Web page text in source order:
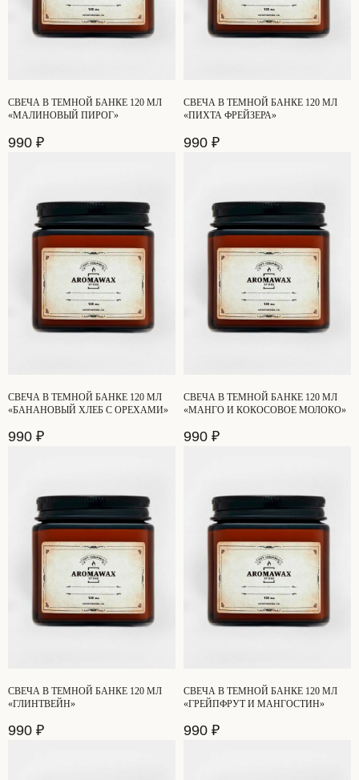
СВЕЧА В ТЕМНОЙ БАНКЕ 120 МЛ
«МАЛИНОВЫЙ ПИРОГ»
990 ₽
СВЕЧА В ТЕМНОЙ БАНКЕ 120 МЛ
«ПИХТА ФРЕЙЗЕРА»
990 ₽
СВЕЧА В ТЕМНОЙ БАНКЕ 120 МЛ
«БАНАНОВЫЙ ХЛЕБ С ОРЕХАМИ»
990 ₽
СВЕЧА В ТЕМНОЙ БАНКЕ 120 МЛ
«МАНГО И КОКОСОВОЕ МОЛОКО»
990 ₽
СВЕЧА В ТЕМНОЙ БАНКЕ 120 МЛ
«ГЛИНТВЕЙН»
990 ₽
СВЕЧА В ТЕМНОЙ БАНКЕ 120 МЛ
«ГРЕЙПФРУТ И МАНГОСТИН»
990 ₽